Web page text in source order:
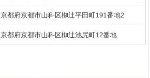
京都府京都市山科区椥辻平田町191番地2
京都府京都市山科区椥辻池尻町12番地